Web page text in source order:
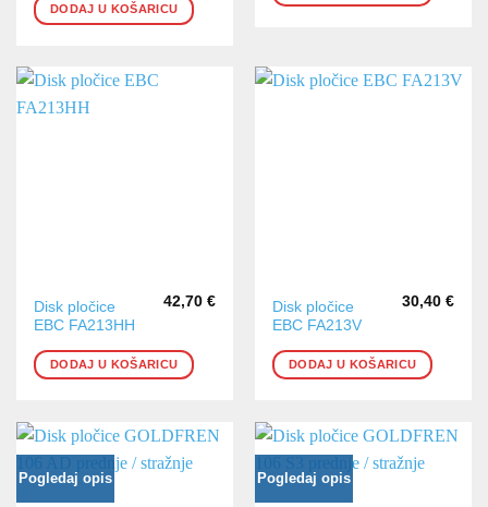
DODAJ U KOŠARICU
Disk pločice
EBC FA213HH
42,70 €
DODAJ U KOŠARICU
Disk pločice
EBC FA213V
30,40 €
DODAJ U KOŠARICU
Pogledaj opis Pogledaj opis